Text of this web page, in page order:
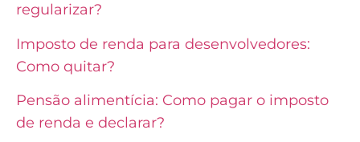
regularizar?
Imposto de renda para desenvolvedores:
Como quitar?
Pensão alimentícia: Como pagar o imposto
de renda e declarar?